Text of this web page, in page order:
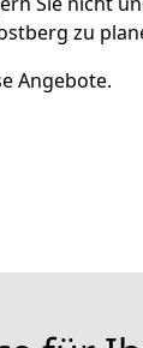
zu
Angebote.